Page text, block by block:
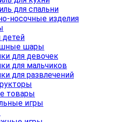
для спальни
носочные изделия
детей
шары
для девочек
для мальчиков
для развлечений
товары
игры